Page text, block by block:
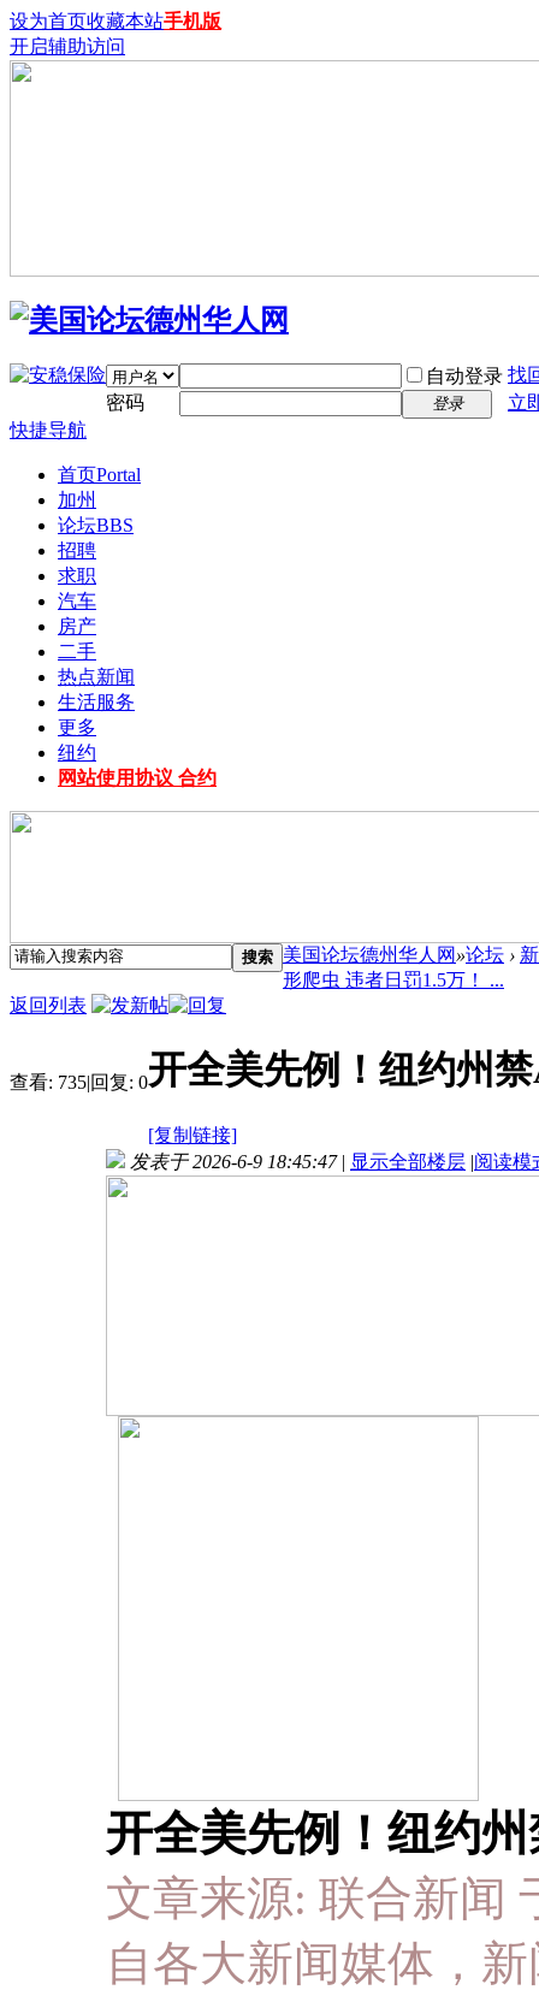
设为首页收藏本站手机版
开启辅助访问
自动登录 找
密码
登录
立
快捷导航
首页Portal
加州
论坛BBS
招聘
求职
汽车
房产
二手
热点新闻
生活服务
更多
纽约
网站使用协议 合约
搜索 美国论坛德州华人网 »论坛 ›
形爬虫 违者日罚1.5万！ ...
返回列表
查看: 735|回复: 0开全美先例！纽约州
[复制链接]
发表于 2026-6-9 18:45:47 | 显示全部楼层 |阅读模
开全美先例！纽约
文章来源: 联合新闻
自各大新闻媒体，